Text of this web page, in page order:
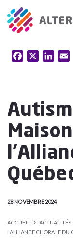
Facebook
28 NOVEMBRE 2024
ACCUEIL ACTUALITÉS
L’ALLIANCE CHORALE DU